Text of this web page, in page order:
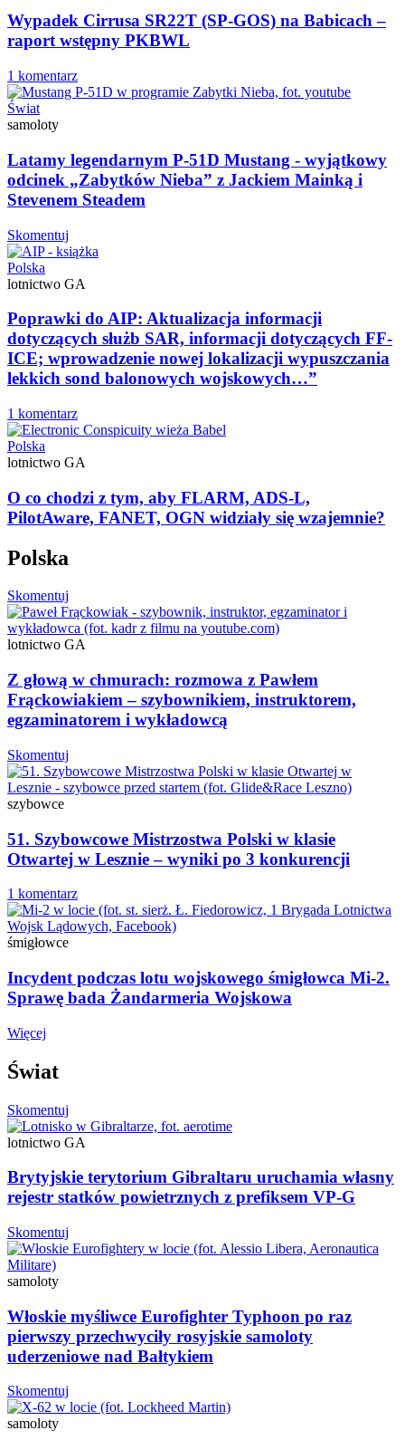
Wypadek Cirrusa SR22T (SP-GOS) na Babicach –
raport wstępny PKBWL
1 komentarz
Świat
samoloty
Latamy legendarnym P-51D Mustang - wyjątkowy
odcinek „Zabytków Nieba” z Jackiem Mainką i
Stevenem Steadem
Skomentuj
Polska
lotnictwo GA
Poprawki do AIP: Aktualizacja informacji
dotyczących służb SAR, informacji dotyczących FF-
ICE; wprowadzenie nowej lokalizacji wypuszczania
lekkich sond balonowych wojskowych…”
1 komentarz
Polska
lotnictwo GA
O co chodzi z tym, aby FLARM, ADS-L,
PilotAware, FANET, OGN widziały się wzajemnie?
Polska
Skomentuj
lotnictwo GA
Z głową w chmurach: rozmowa z Pawłem
Frąckowiakiem – szybownikiem, instruktorem,
egzaminatorem i wykładowcą
Skomentuj
szybowce
51. Szybowcowe Mistrzostwa Polski w klasie
Otwartej w Lesznie – wyniki po 3 konkurencji
1 komentarz
śmigłowce
Incydent podczas lotu wojskowego śmigłowca Mi-2.
Sprawę bada Żandarmeria Wojskowa
Więcej
Świat
Skomentuj
lotnictwo GA
Brytyjskie terytorium Gibraltaru uruchamia własny
rejestr statków powietrznych z prefiksem VP-G
Skomentuj
samoloty
Włoskie myśliwce Eurofighter Typhoon po raz
pierwszy przechwyciły rosyjskie samoloty
uderzeniowe nad Bałtykiem
Skomentuj
samoloty